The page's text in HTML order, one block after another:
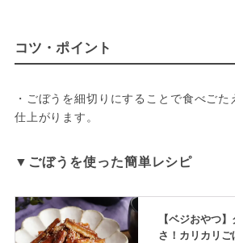
コツ・ポイント
・ごぼうを細切りにすることで食べご
仕上がります。
▼ごぼうを使った簡単レシピ
【ベジおやつ
さ！カリカリ